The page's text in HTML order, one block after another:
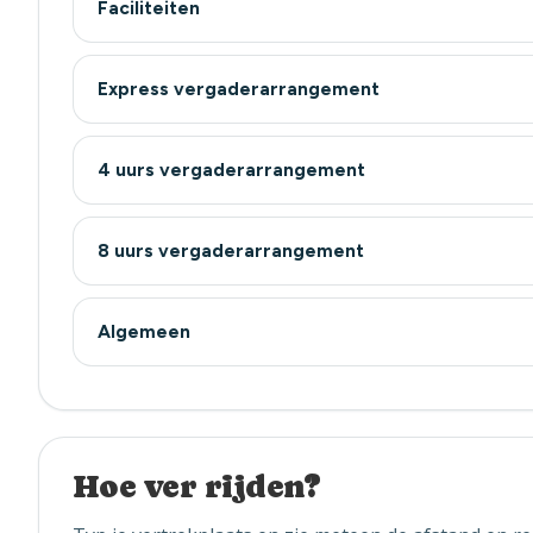
Faciliteiten
Express vergaderarrangement
4 uurs vergaderarrangement
8 uurs vergaderarrangement
Algemeen
Hoe ver rijden?